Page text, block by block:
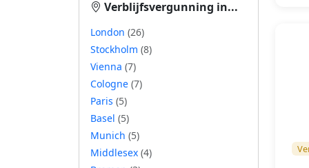
Verblijfsvergunning in...
London (26)
Stockholm (8)
Vienna (7)
Cologne (7)
Paris (5)
Basel (5)
Munich (5)
Middlesex (4)